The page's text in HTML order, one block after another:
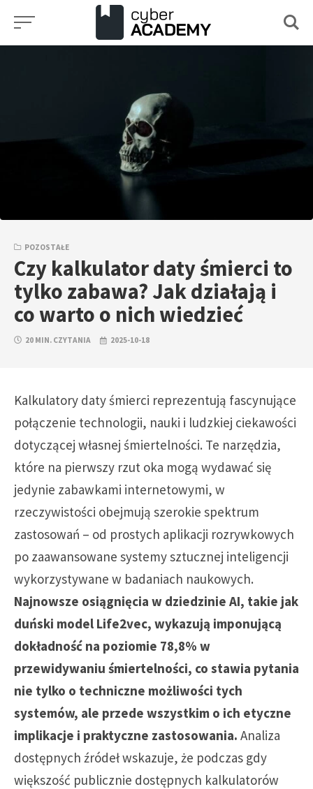
Przejdź
POZOSTAŁE
Czy kalkulator daty śmierci to
tylko zabawa? Jak działają i
co warto o nich wiedzieć
20 MIN. CZYTANIA 2025-10-18
Kalkulatory daty śmierci reprezentują fascynujące
połączenie technologii, nauki i ludzkiej ciekawości
dotyczącej własnej śmiertelności. Te narzędzia,
które na pierwszy rzut oka mogą wydawać się
jedynie zabawkami internetowymi, w
rzeczywistości obejmują szerokie spektrum
zastosowań – od prostych aplikacji rozrywkowych
po zaawansowane systemy sztucznej inteligencji
wykorzystywane w badaniach naukowych.
Najnowsze osiągnięcia w dziedzinie AI, takie jak
duński model Life2vec, wykazują imponującą
dokładność na poziomie 78,8% w
przewidywaniu śmiertelności, co stawia pytania
nie tylko o techniczne możliwości tych
systemów, ale przede wszystkim o ich etyczne
implikacje i praktyczne zastosowania. Analiza
dostępnych źródeł wskazuje, że podczas gdy
większość publicznie dostępnych kalkulatorów